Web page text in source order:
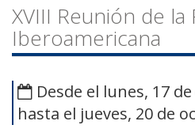
XVIII Reunión de
Iberoamericana
Desde el lunes, 17
hasta el jueves, 20 de